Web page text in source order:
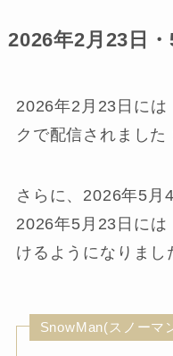
2026年2月23日
2026年2月23日には
クで配信されました
さらに、2026年5月
2026年5月23日に
けるようになりまし
SnowMan(スノーマ